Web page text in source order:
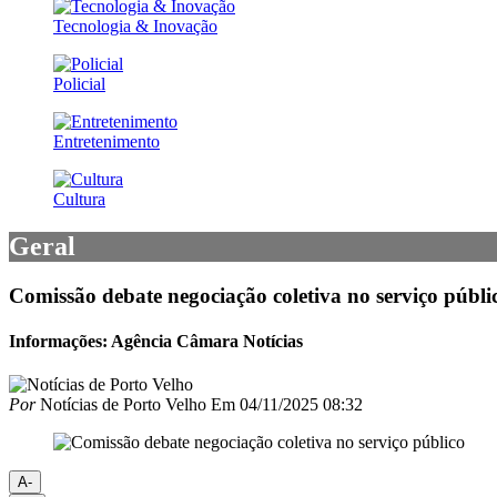
Tecnologia & Inovação
Policial
Entretenimento
Cultura
Geral
Comissão debate negociação coletiva no serviço
Informações: Agência Câmara Notícias
PorNotícias de Porto Velho Em 04/11/2025 08:32
A-